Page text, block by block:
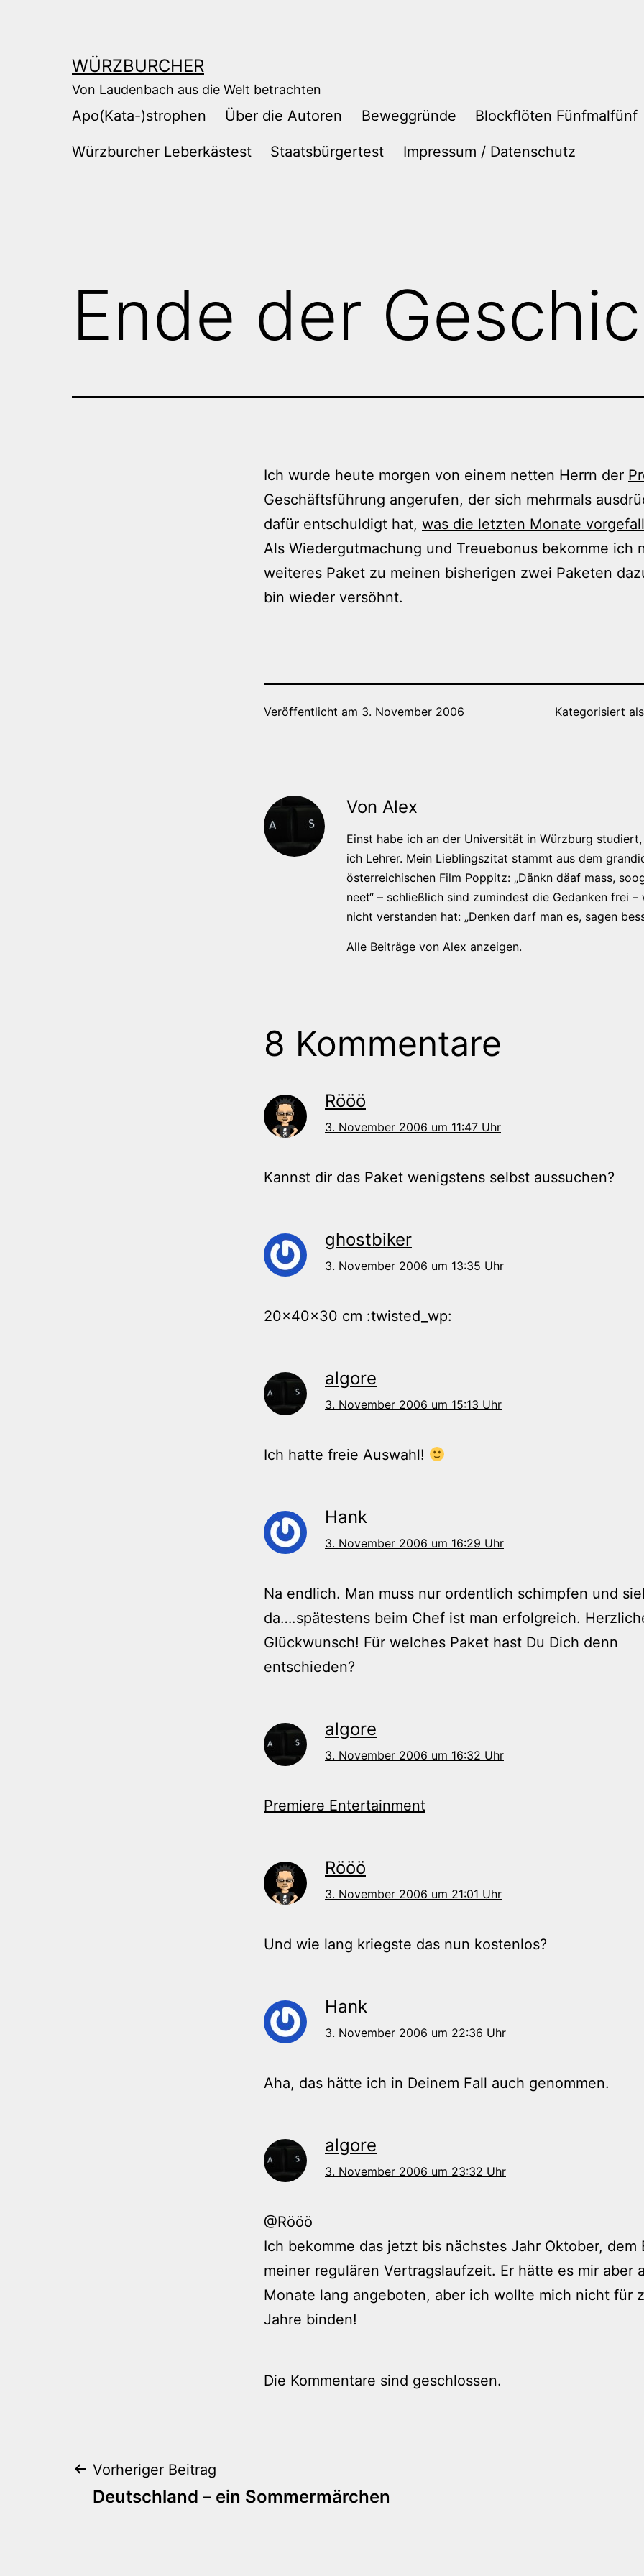
WÜRZBURCHER
Von Laudenbach aus die Welt betrachten
Apo(Kata-)strophen Über die Autoren Beweggründe Blockflöten Fünfmalfünf
Würzburcher Leberkästest Staatsbürgertest Impressum / Datenschutz
Ende der
Ich wurde heute morgen von einem netten Herrn der
Geschäftsführung angerufen, der sich mehrmals
dafür entschuldigt hat, was die letzten Monate
Als Wiedergutmachung und Treuebonus bekomme ich
weiteres Paket zu meinen bisherigen zwei Paketen
bin wieder versöhnt.
Veröffentlicht am 3. November 2006 Kategorisiert
Von Alex
Einst habe ich an der Universität in Würzburg
ich Lehrer. Mein Lieblingszitat stammt aus dem
österreichischen Film Poppitz: „Dänkn däaf mass,
neet“ – schließlich sind zumindest die Gedanken frei –
nicht verstanden hat: „Denken darf man es, sagen
Alle Beiträge von Alex anzeigen.
8 Kommentare
Rööö
3. November 2006 um 11:47 Uhr
Kannst dir das Paket wenigstens selbst aussuchen?
ghostbiker
3. November 2006 um 13:35 Uhr
20x40x30 cm :twisted_wp:
algore
3. November 2006 um 15:13 Uhr
Ich hatte freie Auswahl!
Hank
3. November 2006 um 16:29 Uhr
Na endlich. Man muss nur ordentlich schimpfen und
da….spätestens beim Chef ist man erfolgreich.
Glückwunsch! Für welches Paket hast Du Dich denn
entschieden?
algore
3. November 2006 um 16:32 Uhr
Premiere Entertainment
Rööö
3. November 2006 um 21:01 Uhr
Und wie lang kriegste das nun kostenlos?
Hank
3. November 2006 um 22:36 Uhr
Aha, das hätte ich in Deinem Fall auch genommen.
algore
3. November 2006 um 23:32 Uhr
@Rööö
Ich bekomme das jetzt bis nächstes Jahr Oktober, dem
meiner regulären Vertragslaufzeit. Er hätte es mir aber
Monate lang angeboten, aber ich wollte mich nicht für
Jahre binden!
Die Kommentare sind geschlossen.
Beitragsnavigation
Vorheriger Beitrag
Deutschland – ein Sommermärchen